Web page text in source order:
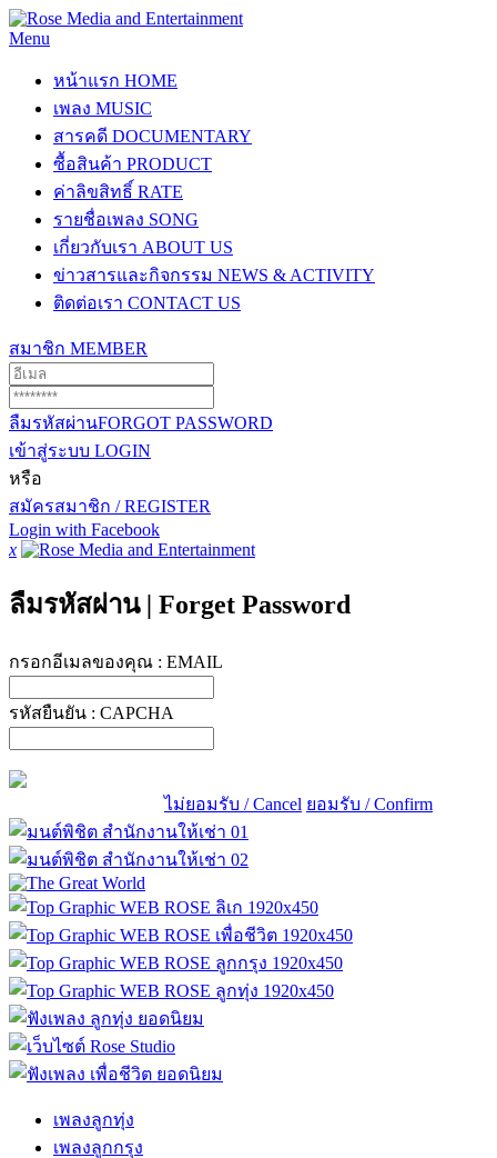
Menu
หน้าแรก HOME
เพลง MUSIC
สารคดี DOCUMENTARY
ซื้อสินค้า PRODUCT
ค่าลิขสิทธิ์ RATE
รายชื่อเพลง SONG
เกี่ยวกับเรา ABOUT US
ข่าวสารและกิจกรรม NEWS & ACTIVITY
ติดต่อเรา CONTACT US
สมาชิก MEMBER
ลืมรหัสผ่านFORGOT PASSWORD
เข้าสู่ระบบ LOGIN
หรือ
สมัครสมาชิก / REGISTER
Login with Facebook
x
ลืมรหัสผ่าน | Forget Password
กรอกอีเมลของคุณ : EMAIL
รหัสยืนยัน : CAPCHA
ไม่ยอมรับ / Cancel ยอมรับ / Confirm
เพลงลูกทุ่ง
เพลงลูกกรุง